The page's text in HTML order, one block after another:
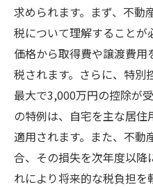
求められます。まず、不動
税について理解することが
価格から取得費や譲渡費
税されます。さらに、特別
最大で3,000万円の控除が
の特例は、自宅を主な居
適用されます。また、不動
合、その損失を次年度以降
れにより将来的な税負担を